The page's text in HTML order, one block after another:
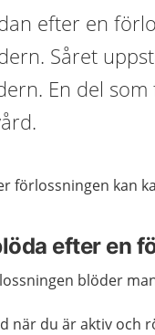
efter en
Såret
En del
förlossningen kan
efter en
blöder
när du är aktiv och